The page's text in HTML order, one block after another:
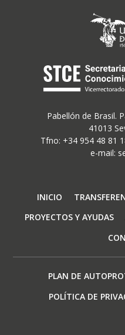
Pabellón de Brasil.
41013
Tfno: +34 954 48 81
e-mail:
Navegación
principal
INICIO
PROYECTOS Y AYUDAS
PLAN DE
POLÍTICA DE